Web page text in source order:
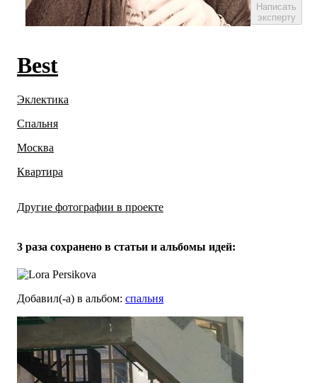
Написать
эксперту
Best
Эклектика
Спальня
Москва
Квартира
Другие фотографии в проекте
3 раза сохранено в статьи и альбомы идей:
Добавил(-а) в альбом: спальня